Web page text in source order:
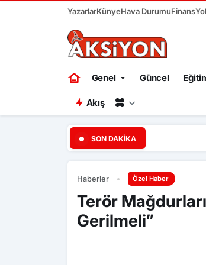
YazarlarKünyeHava DurumuFinans
Genel Güncel
Akış
SON DAKIKA
Haberler Özel Haber
Terör
Gerilmeli”